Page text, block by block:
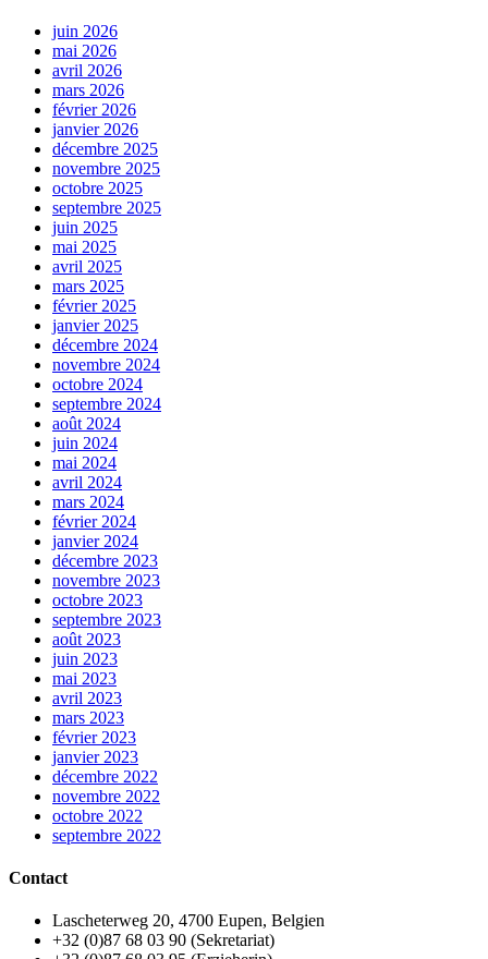
juin 2026
mai 2026
avril 2026
mars 2026
février 2026
janvier 2026
décembre 2025
novembre 2025
octobre 2025
septembre 2025
juin 2025
mai 2025
avril 2025
mars 2025
février 2025
janvier 2025
décembre 2024
novembre 2024
octobre 2024
septembre 2024
août 2024
juin 2024
mai 2024
avril 2024
mars 2024
février 2024
janvier 2024
décembre 2023
novembre 2023
octobre 2023
septembre 2023
août 2023
juin 2023
mai 2023
avril 2023
mars 2023
février 2023
janvier 2023
décembre 2022
novembre 2022
octobre 2022
septembre 2022
Contact
Lascheterweg 20, 4700 Eupen, Belgien
+32 (0)87 68 03 90 (Sekretariat)